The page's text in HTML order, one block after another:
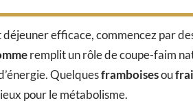
efficace, commencez par
remplit un rôle de coupe-faim
Quelquesframboisesou
pour le métabolisme.